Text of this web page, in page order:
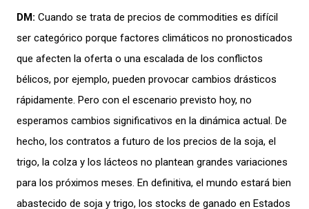
DM: Cuando se trata de precios de commodities es difícil
ser categórico porque factores climáticos no pronosticados
que afecten la oferta o una escalada de los conflictos
bélicos, por ejemplo, pueden provocar cambios drásticos
rápidamente. Pero con el escenario previsto hoy, no
esperamos cambios significativos en la dinámica actual. De
hecho, los contratos a futuro de los precios de la soja, el
trigo, la colza y los lácteos no plantean grandes variaciones
para los próximos meses. En definitiva, el mundo estará bien
abastecido de soja y trigo, los stocks de ganado en Estados